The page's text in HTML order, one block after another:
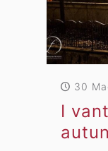
30
I